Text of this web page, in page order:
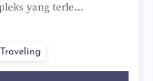
yang terle…
Traveling